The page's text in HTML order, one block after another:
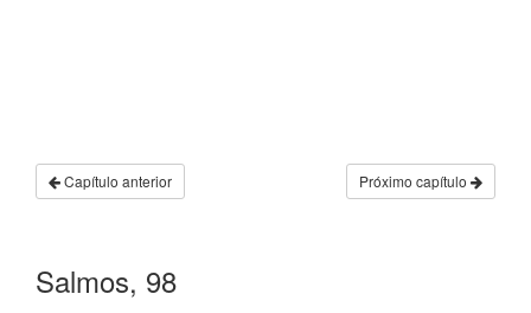
Capítulo anterior Próximo capítulo
Salmos, 98